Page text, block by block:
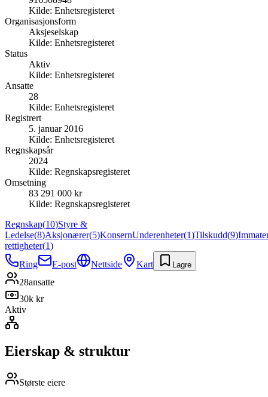
Kilde: Enhetsregisteret
Organisasjonsform
Aksjeselskap
Kilde: Enhetsregisteret
Status
Aktiv
Kilde: Enhetsregisteret
Ansatte
28
Kilde: Enhetsregisteret
Registrert
5. januar 2016
Kilde: Enhetsregisteret
Regnskapsår
2024
Kilde: Regnskapsregisteret
Omsetning
83 291 000 kr
Kilde: Regnskapsregisteret
Regnskap(10)Styre &
Ledelse(8)Aksjonærer(5)KonsernUnderenheter(1)Tilskudd(9)
rettigheter(1)
Ring
E-post Nettside Kart Lagre
28ansatte
30k kr
Aktiv
Eierskap & struktur
Største eiere